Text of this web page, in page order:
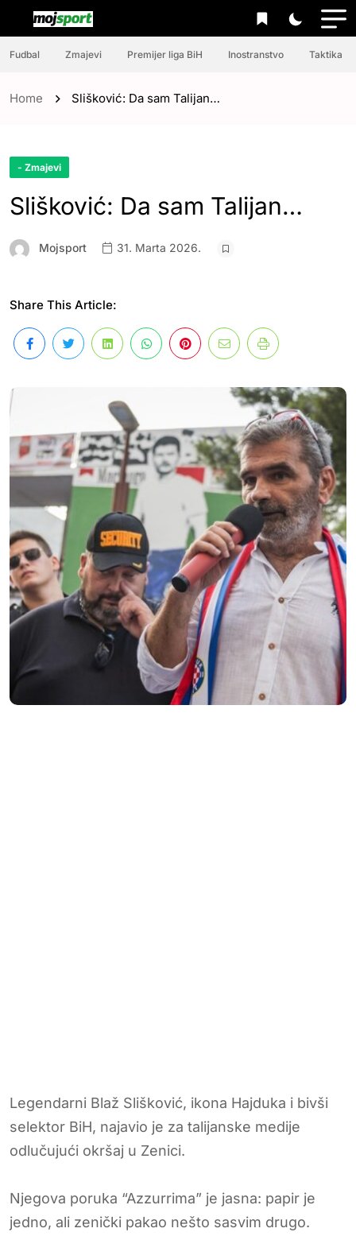
Fudbal Zmajevi Premijer liga BiH Inostranstvo Taktika
Home Slišković: Da sam Talijan…
- Zmajevi
Slišković: Da sam Talijan…
Mojsport 31. Marta 2026.
Share This Article:
Legendarni Blaž Slišković, ikona Hajduka i bivši
selektor BiH, najavio je za talijanske medije
odlučujući okršaj u Zenici.
Njegova poruka “Azzurrima” je jasna: papir je
jedno, ali zenički pakao nešto sasvim drugo.